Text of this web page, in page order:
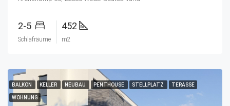
2-5
Schlafräume
452
m2
BALKON KELLER NEUBAU PENTHOUSE STELLPLATZ TERASSE
WOHNUNG